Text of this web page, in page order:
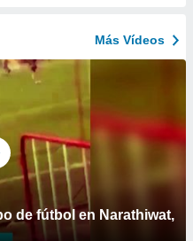
Más Vídeos
de fútbol en Narathiwat,